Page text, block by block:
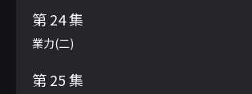
第 24 集
業力(二)
第 25 集